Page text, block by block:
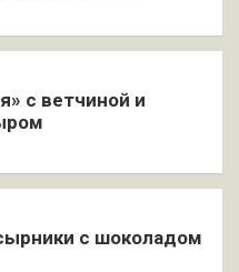
с ветчиной и
с шоколадом